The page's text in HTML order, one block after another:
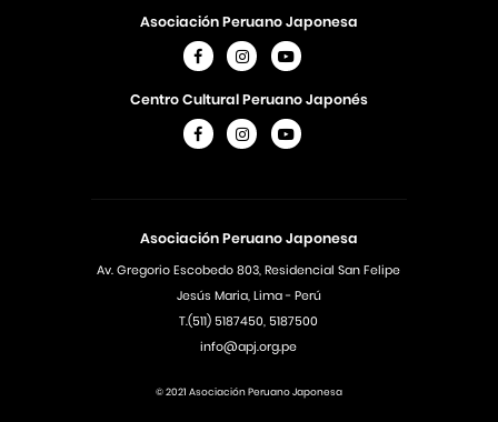
Asociación Peruano Japonesa
Av. Gregorio Escobedo 803, Residencial San Felipe
Jesús Maria, Lima - Perú
T.(511) 5187450, 5187500
info@apj.org.pe
Asociación Peruano Japonesa
Centro Cultural Peruano Japonés
© 2021 Asociación Peruano Japonesa